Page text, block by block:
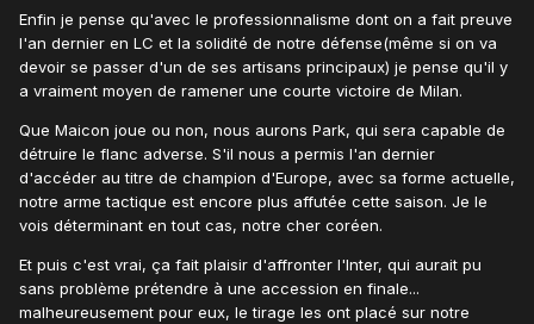
Enfin je pense qu'avec le professionnalisme dont on a fait preuve
l'an dernier en LC et la solidité de notre défense(même si on va
devoir se passer d'un de ses artisans principaux) je pense qu'il y
a vraiment moyen de ramener une courte victoire de Milan.
Que Maicon joue ou non, nous aurons Park, qui sera capable de
détruire le flanc adverse. S'il nous a permis l'an dernier
d'accéder au titre de champion d'Europe, avec sa forme actuelle,
notre arme tactique est encore plus affutée cette saison. Je le
vois déterminant en tout cas, notre cher coréen.
Et puis c'est vrai, ça fait plaisir d'affronter l'Inter, qui aurait pu
sans problème prétendre à une accession en finale...
malheureusement pour eux, le tirage les ont placé sur notre